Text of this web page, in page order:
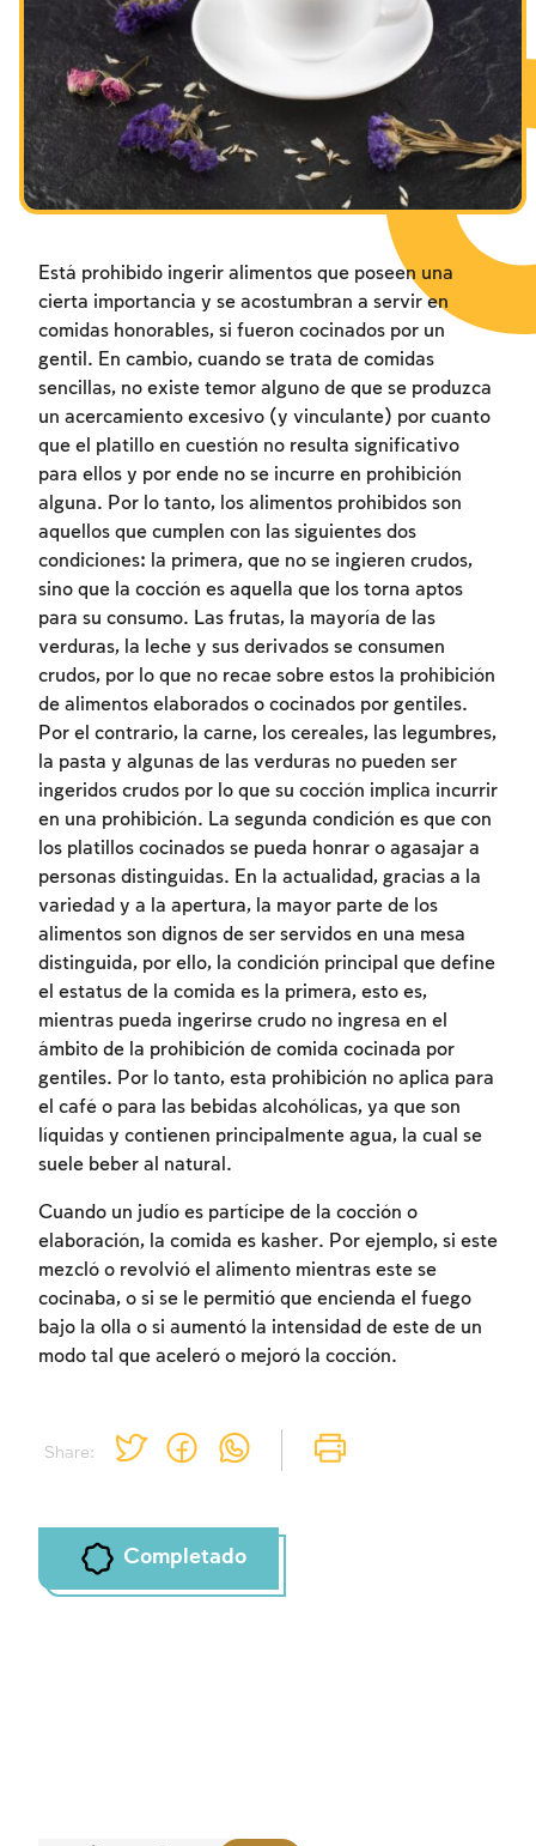
Inscripcion requerida
Para marcar lo estudiado debe conectarse
a su cuenta o inscribirse.
Inscripcion
Share:
Está prohibido ingerir alimentos que poseen una
cierta importancia y se acostumbran a servir en
comidas honorables, si fueron cocinados por un
gentil. En cambio, cuando se trata de comidas
sencillas, no existe temor alguno de que se produzca
un acercamiento excesivo (y vinculante) por cuanto
que el platillo en cuestión no resulta significativo
para ellos y por ende no se incurre en prohibición
alguna. Por lo tanto, los alimentos prohibidos son
aquellos que cumplen con las siguientes dos
condiciones: la primera, que no se ingieren crudos,
sino que la cocción es aquella que los torna aptos
para su consumo. Las frutas, la mayoría de las
verduras, la leche y sus derivados se consumen
crudos, por lo que no recae sobre estos la prohibición
de alimentos elaborados o cocinados por gentiles.
Por el contrario, la carne, los cereales, las legumbres,
la pasta y algunas de las verduras no pueden ser
ingeridos crudos por lo que su cocción implica incurrir
en una prohibición. La segunda condición es que con
los platillos cocinados se pueda honrar o agasajar a
personas distinguidas. En la actualidad, gracias a la
variedad y a la apertura, la mayor parte de los
alimentos son dignos de ser servidos en una mesa
distinguida, por ello, la condición principal que define
el estatus de la comida es la primera, esto es,
mientras pueda ingerirse crudo no ingresa en el
ámbito de la prohibición de comida cocinada por
gentiles. Por lo tanto, esta prohibición no aplica para
el café o para las bebidas alcohólicas, ya que son
líquidas y contienen principalmente agua, la cual se
suele beber al natural.
Cuando un judío es partícipe de la cocción o
elaboración, la comida es kasher. Por ejemplo, si este
mezcló o revolvió el alimento mientras este se
cocinaba, o si se le permitió que encienda el fuego
bajo la olla o si aumentó la intensidad de este de un
modo tal que aceleró o mejoró la cocción.
Completado
Inscripcion requerida
Para marcar lo estudiado debe conectarse
a su cuenta o inscribirse.
Inscripcion
Inscripcion requerida
Para marcar lo estudiado debe conectarse
a su cuenta o inscribirse.
Inscripcion